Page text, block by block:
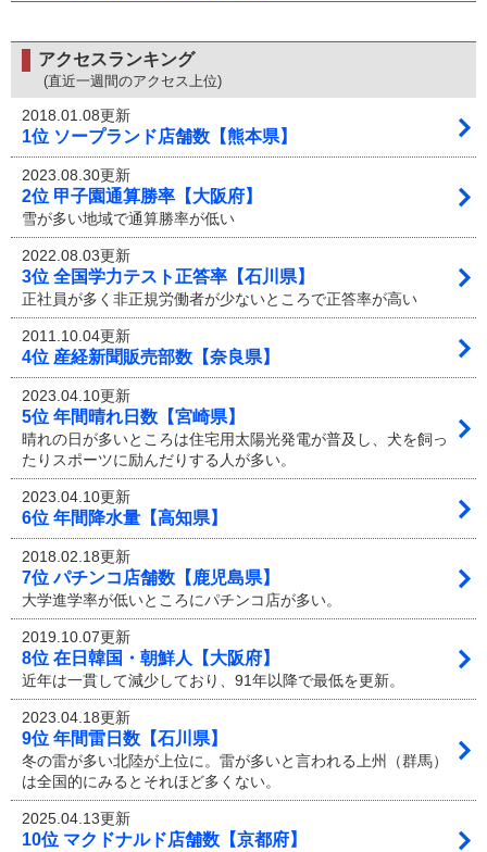
アクセスランキング
(直近一週間のアクセス上位)
2018.01.08更新
1位 ソープランド店舗数【熊本県】
2023.08.30更新
2位 甲子園通算勝率【大阪府】
雪が多い地域で通算勝率が低い
2022.08.03更新
3位 全国学力テスト正答率【石川県】
正社員が多く非正規労働者が少ないところで正答率が高い
2011.10.04更新
4位 産経新聞販売部数【奈良県】
2023.04.10更新
5位 年間晴れ日数【宮崎県】
晴れの日が多いところは住宅用太陽光発電が普及し、犬を飼っ
たりスポーツに励んだりする人が多い。
2023.04.10更新
6位 年間降水量【高知県】
2018.02.18更新
7位 パチンコ店舗数【鹿児島県】
大学進学率が低いところにパチンコ店が多い。
2019.10.07更新
8位 在日韓国・朝鮮人【大阪府】
近年は一貫して減少しており、91年以降で最低を更新。
2023.04.18更新
9位 年間雷日数【石川県】
冬の雷が多い北陸が上位に。雷が多いと言われる上州（群馬）
は全国的にみるとそれほど多くない。
2025.04.13更新
10位 マクドナルド店舗数【京都府】